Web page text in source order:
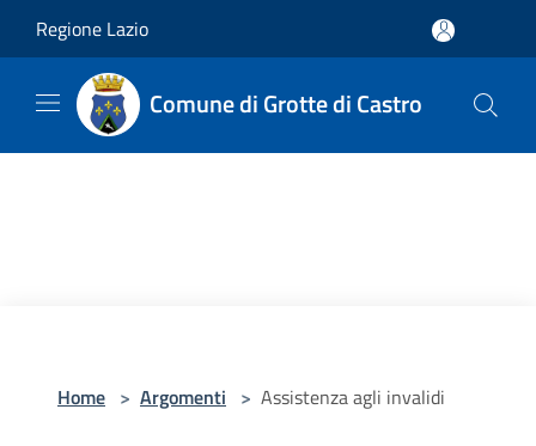
Regione Lazio
Comune di Grotte di Castro
Home > Argomenti > Assistenza agli invalidi